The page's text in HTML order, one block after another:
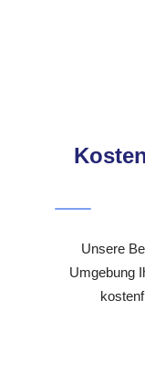
Unsere
Umgebung